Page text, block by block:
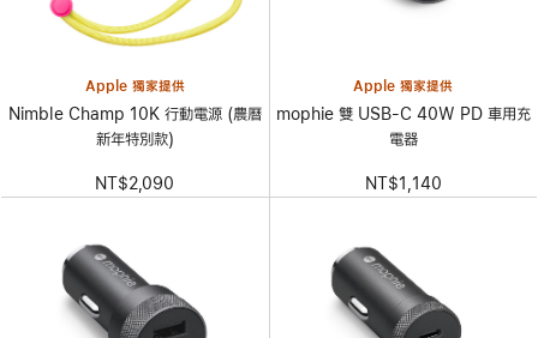
Apple 獨家提供
Nimble Champ 10K 行動電源 (農曆
新年特別款)
NT$2,090
Apple 獨家提供
mophie 雙 USB-C 40W PD 車用充
電器
NT$1,140